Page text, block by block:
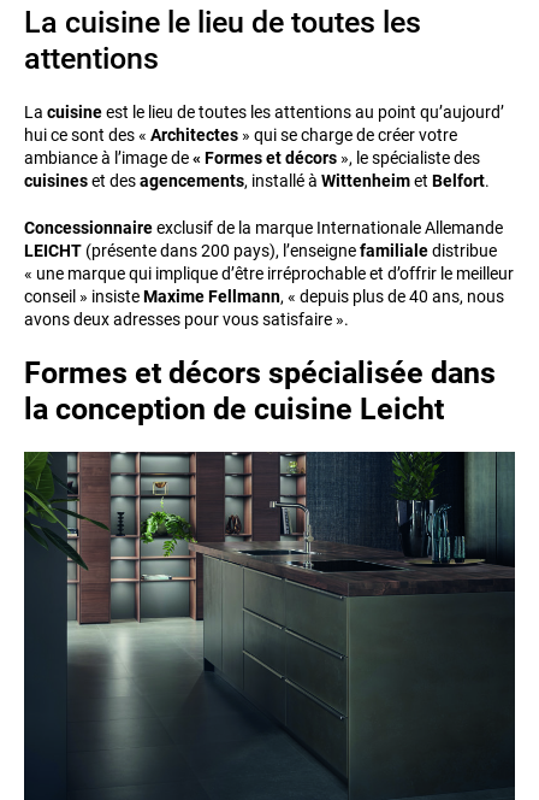
La cuisine le lieu de toutes les
attentions
La cuisineest le lieu de toutes les attentions au point qu’aujourd’
hui ce sont des « Architectes » qui se charge de créer votre
ambiance à l’image de« Formes et décors », le spécialiste des
cuisineset desagencements, installé à Wittenheimet Belfort.
Concessionnaireexclusif de la marque Internationale Allemande
LEICHT (présente dans 200 pays), l’enseignefamilialedistribue
« une marque qui implique d’être irréprochable et d’offrir le meilleur
conseil » insisteMaxime Fellmann, « depuis plus de 40 ans, nous
avons deux adresses pour vous satisfaire ».
Formes et décors spécialisée dans
la conception de cuisine Leicht